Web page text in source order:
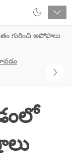
గురించి అపోహలు